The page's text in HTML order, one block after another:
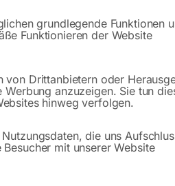
Bitte beachten Sie: Die Versandkosten
In den
Sie haben
Gerne
für die eine Einwilligung erteilt
grundlegende Funktionen
Funktionieren der Website
von Drittanbietern oder
anzuzeigen. Sie tun
hinweg verfolgen.
die uns
mit unserer Website